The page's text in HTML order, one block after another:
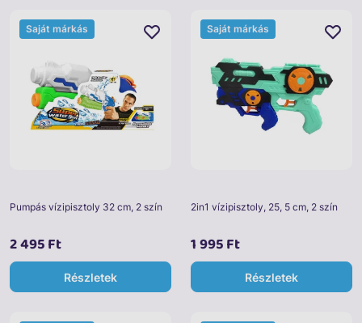
Pumpás vízipisztoly 32 cm, 2 szín
2 495 Ft
Saját márkás
Részletek
2in1 vízipisztoly, 25, 5 cm, 2 szín
1 995 Ft
Saját márkás
Részletek